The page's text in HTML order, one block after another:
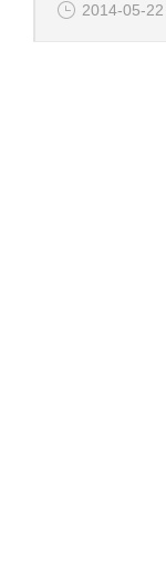
2014-05-22